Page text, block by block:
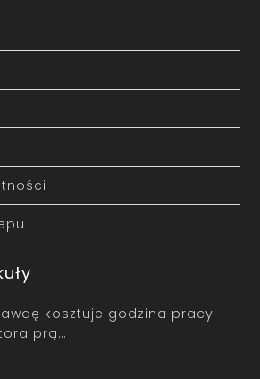
kosztuje godzina pracy
prą…